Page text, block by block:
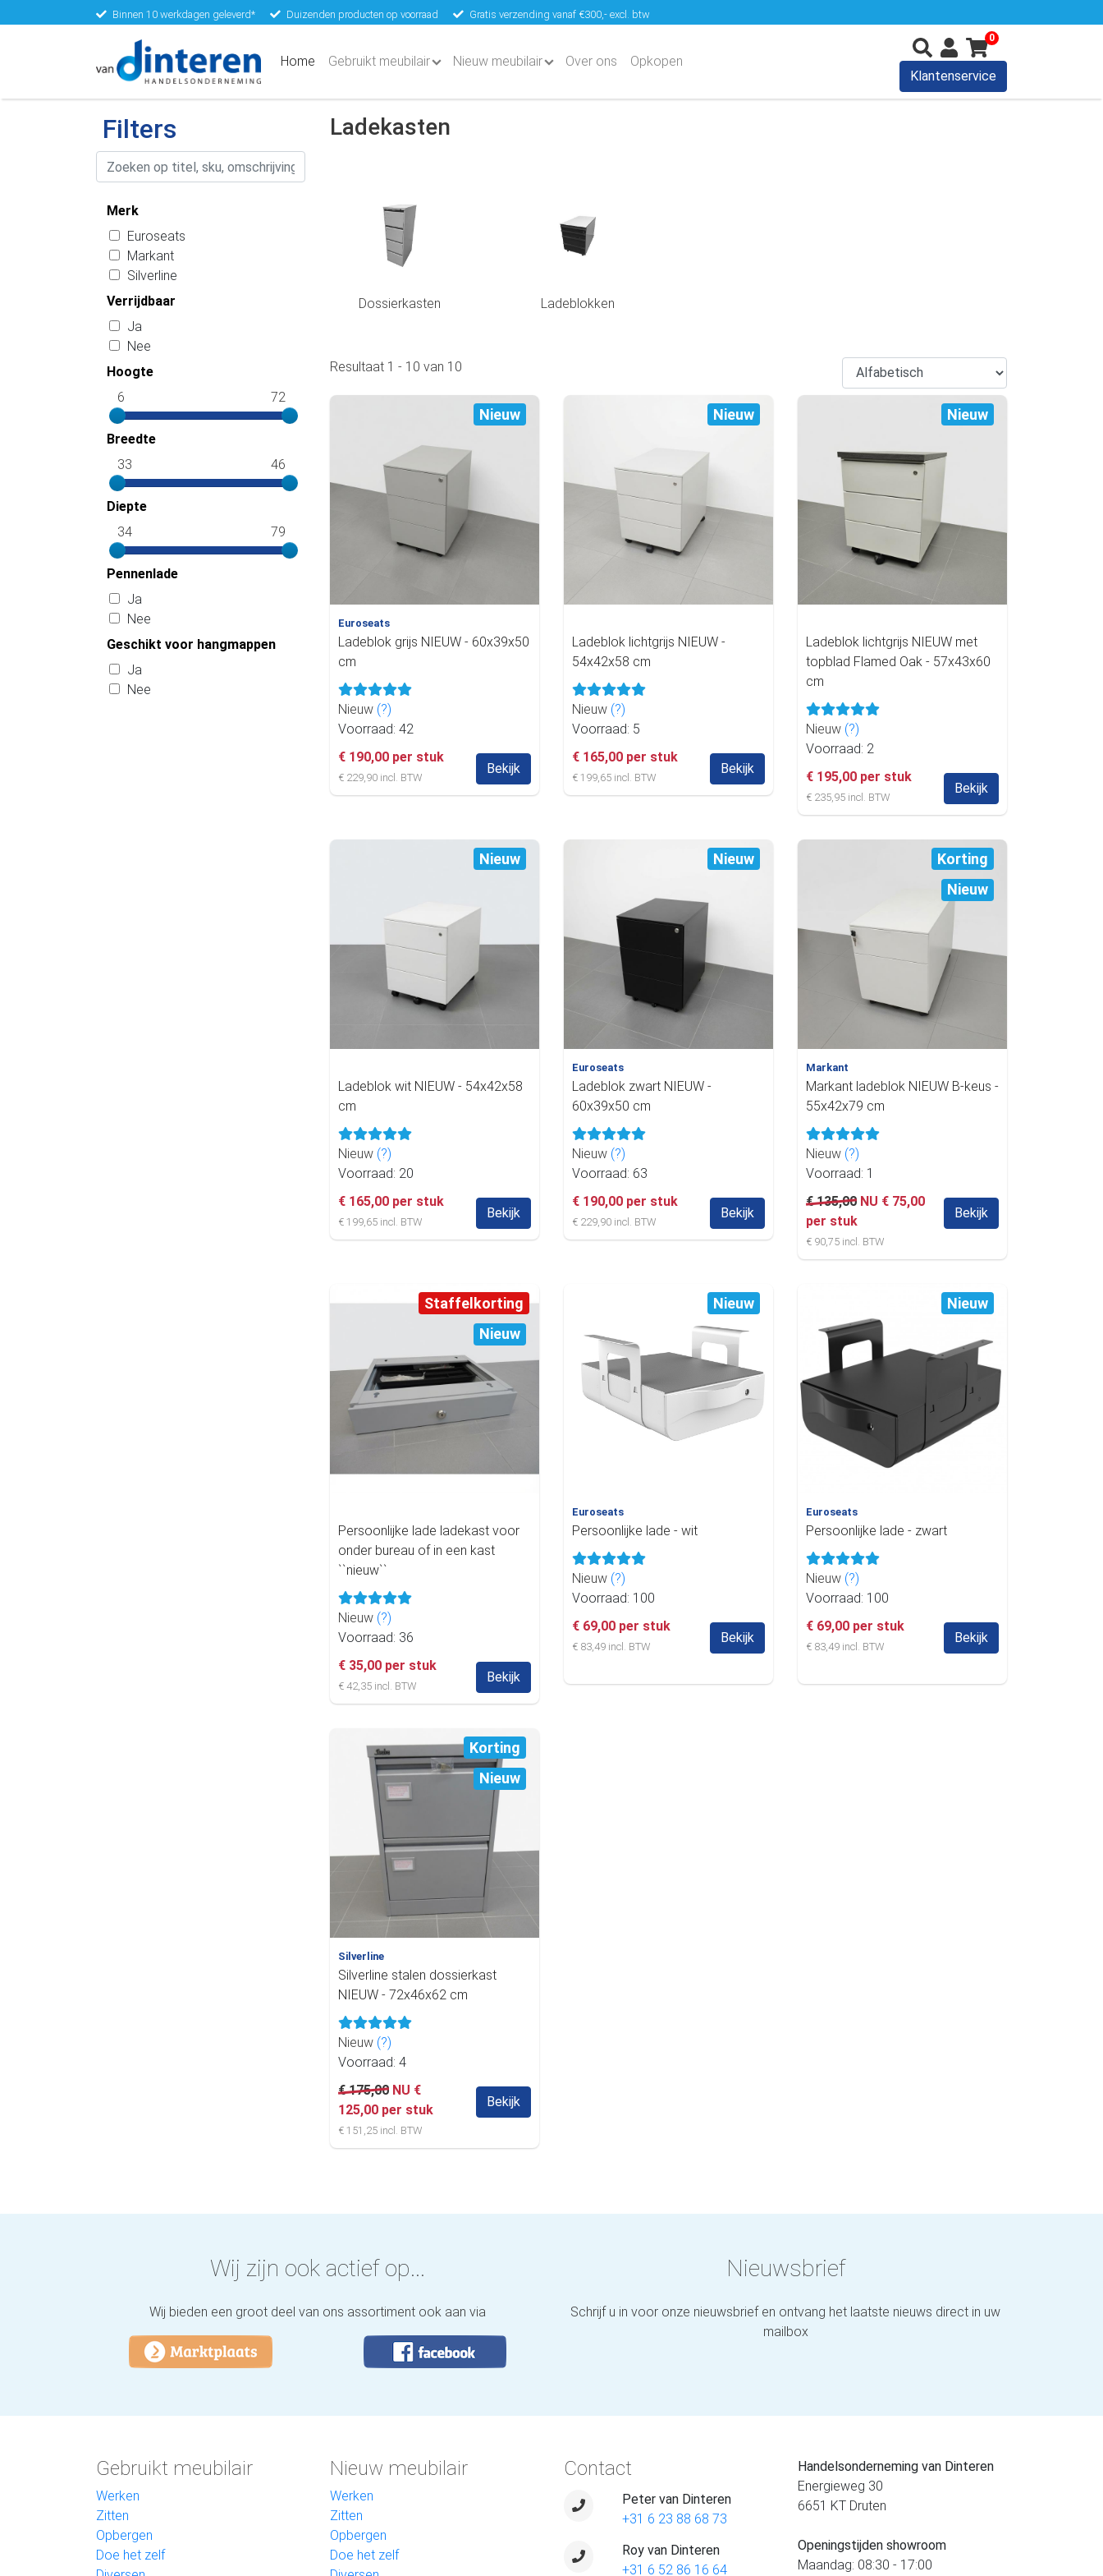
Binnen 10 werkdagen geleverd* Duizenden producten op voorraad Gratis verzending vanaf €300,- excl. btw
Home (current)
Gebruikt meubilair Nieuw meubilair Over ons Opkopen
0
Klantenservice
Filters
Merk
Euroseats
Markant
Silverline
Verrijdbaar
Ja
Nee
Hoogte
6
72
Breedte
33
46
Diepte
34
79
Pennenlade
Ja
Nee
Geschikt voor hangmappen
Ja
Nee
Ladekasten
Dossierkasten Ladeblokken
Resultaat 1 - 10 van 10
Nieuw
Euroseats
Ladeblok grijs NIEUW - 60x39x50
cm
Nieuw (?)
Voorraad: 42
€ 190,00 per stuk
€ 229,90 incl. BTW
Bekijk
Nieuw
Ladeblok lichtgrijs NIEUW -
54x42x58 cm
Nieuw (?)
Voorraad: 5
€ 165,00 per stuk
€ 199,65 incl. BTW
Bekijk
Nieuw
Ladeblok lichtgrijs NIEUW met
topblad Flamed Oak - 57x43x60
cm
Nieuw (?)
Voorraad: 2
€ 195,00 per stuk
€ 235,95 incl. BTW
Bekijk
Nieuw
Ladeblok wit NIEUW - 54x42x58
cm
Nieuw (?)
Voorraad: 20
€ 165,00 per stuk
€ 199,65 incl. BTW
Bekijk
Nieuw
Euroseats
Ladeblok zwart NIEUW -
60x39x50 cm
Nieuw (?)
Voorraad: 63
€ 190,00 per stuk
€ 229,90 incl. BTW
Bekijk
Korting
Nieuw
Markant
Markant ladeblok NIEUW B-keus -
55x42x79 cm
Nieuw (?)
Voorraad: 1
€ 135,00NU € 75,00
per stuk
€ 90,75 incl. BTW
Bekijk
Staffelkorting
Nieuw
Persoonlijke lade ladekast voor
onder bureau of in een kast
``nieuw``
Nieuw (?)
Voorraad: 36
€ 35,00 per stuk
€ 42,35 incl. BTW
Bekijk
Nieuw
Euroseats
Persoonlijke lade - wit
Nieuw (?)
Voorraad: 100
€ 69,00 per stuk
€ 83,49 incl. BTW
Bekijk
Nieuw
Euroseats
Persoonlijke lade - zwart
Nieuw (?)
Voorraad: 100
€ 69,00 per stuk
€ 83,49 incl. BTW
Bekijk
Korting
Nieuw
Silverline
Silverline stalen dossierkast
NIEUW - 72x46x62 cm
Nieuw (?)
Voorraad: 4
€ 175,00 NU €
125,00 per stuk
€ 151,25 incl. BTW
Bekijk
Wij zijn ook actief op...
Wij bieden een groot deel van ons assortiment ook aan via
Nieuwsbrief
Schrijf u in voor onze nieuwsbrief en ontvang het laatste nieuws direct in uw
mailbox
Gebruikt meubilair
Werken
Zitten
Opbergen
Doe het zelf
Nieuw meubilair
Werken
Zitten
Opbergen
Doe het zelf
Contact
Peter van Dinteren
+31 6 23 88 68 73
Roy van Dinteren
+31 6 52 86 16 64
Handelsonderneming van Dinteren
Energieweg 30
6651 KT Druten
Openingstijden showroom
Maandag: 08:30 - 17:00